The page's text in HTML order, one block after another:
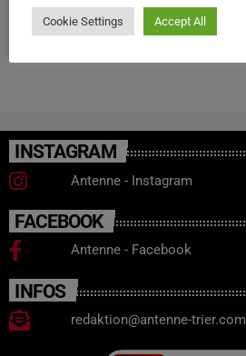
27. JANUAR 2026 51
INSTAGRAM
Antenne - Instagram
FACEBOOK
Antenne - Facebook
INFOS
redaktion@antenne-trier.com
Cookie Settings Accept All